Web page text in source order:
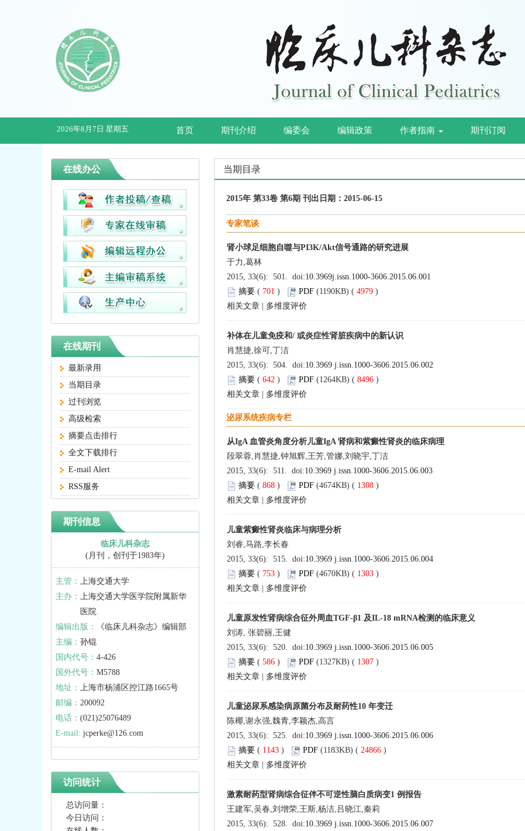
2026年8月7日 星期五 首页 期刊介绍 编委会 编辑政策 作者指南 期刊订阅
在线办公
在线期刊
最新录用
当期目录
过刊浏览
高级检索
摘要点击排行
全文下载排行
E-mail Alert
RSS服务
期刊信息
临床儿科杂志
(月刊，创刊于1983年)
主管： 上海交通大学
主办： 上海交通大学医学院附属新华
医院
编辑出版：
《临床儿科杂志》编辑部
主编： 孙锟
国内代号： 4-426
国外代号： M5788
地址： 上海市杨浦区控江路1665号
邮编： 200092
电话： (021)25076489
E-mail: jcperke@126.com
访问统计
总访问量：
今日访问：
当期目录
2015年 第33卷 第6期 刊出日期：2015-06-15
专家笔谈
肾小球足细胞自噬与PI3K/Akt信号通路的研究进展
于力,葛林
2015, 33(6): 501. doi:10.3969j.issn.1000-3606.2015.06.001
摘要 ( 701 ) PDF (1190KB) ( 4979)
相关文章
多维度评价
补体在儿童免疫和/ 或炎症性肾脏疾病中的新认识
肖慧捷,徐可,丁洁
2015, 33(6): 504. doi:10.3969 j.issn.1000-3606.2015.06.002
摘要 (642 ) PDF (1264KB) ( 8496)
相关文章
多维度评价
泌尿系统疾病专栏
从IgA 血管炎角度分析儿童IgA 肾病和紫癜性肾炎的临床病理
段翠蓉,肖慧捷,钟旭辉,王芳,管娜,刘晓宇,丁洁
2015, 33(6): 511. doi:10.3969 j.issn.1000-3606.2015.06.003
摘要 (868 ) PDF (4674KB) ( 1308)
相关文章
多维度评价
儿童紫癜性肾炎临床与病理分析
刘睿,马路,李长春
2015, 33(6): 515. doi:10.3969 j.issn.1000-3606.2015.06.004
摘要 ( 753 ) PDF (4670KB) ( 1303)
相关文章
多维度评价
儿童原发性肾病综合征外周血TGF-β1 及IL-18 mRNA检测的临床意义
刘涛, 张碧丽,王健
2015, 33(6): 520. doi:10.3969 j.issn.1000-3606.2015.06.005
摘要 (586 ) PDF (1327KB) ( 1307)
相关文章
多维度评价
儿童泌尿系感染病原菌分布及耐药性10 年变迁
陈椰,谢永强,魏青,李颖杰,高言
2015, 33(6): 525. doi:10.3969 j.issn.1000-3606.2015.06.006
摘要 ( 1143 ) PDF (1183KB) ( 24866)
相关文章
多维度评价
激素耐药型肾病综合征伴不可逆性脑白质病变1 例报告
王建军,吴春,刘增荣,王斯,杨洁,吕晓江,秦莉
2015, 33(6): 528. doi:10.3969 j.issn.1000-3606.2015.06.007